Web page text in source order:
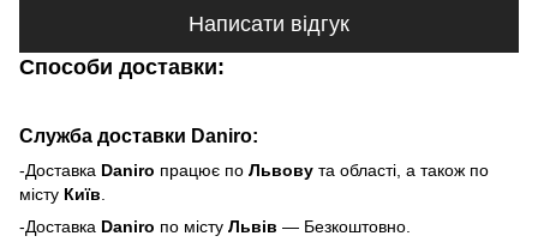
Написати відгук
Способи доставки:
Служба доставки Daniro:
-Доставка Daniro працює по Львову та області, а також по
місту Київ
-Доставка Daniro по місту Львів — Безкоштовно.